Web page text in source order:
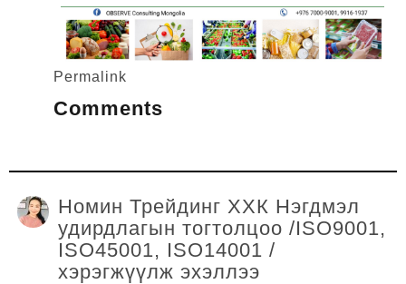
Permalink
Comments
Номин Трейдинг ХХК Нэгдмэл
удирдлагын тогтолцоо /ISO9001,
ISO45001, ISO14001 /
хэрэгжүүлж эхэллээ